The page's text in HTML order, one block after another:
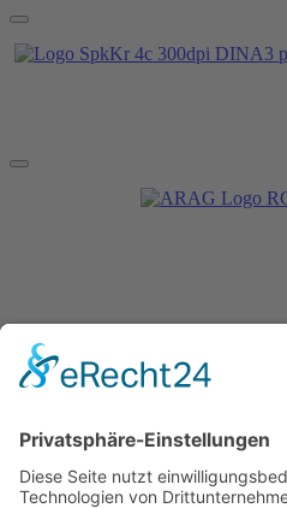
Impressum
Datenschutzerklärung